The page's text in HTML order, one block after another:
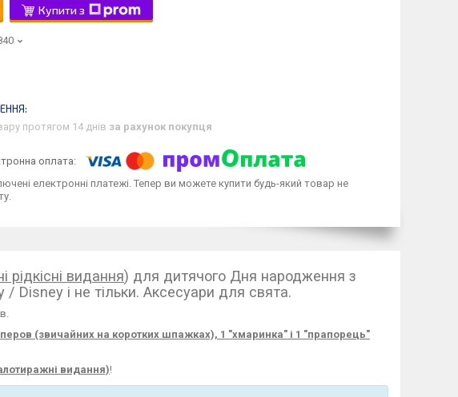
Купити з
протягом 14 днів за рахунок покупця
електронні платежі. Тепер ви можете купити будь-який товар не
рідкісні видання) для дитячого Дня народження з
Disney і не тільки. Аксесуари для свята.
(звичайних на коротких шпажках), 1 "хмаринка" і 1 "прапорець"
видання)!